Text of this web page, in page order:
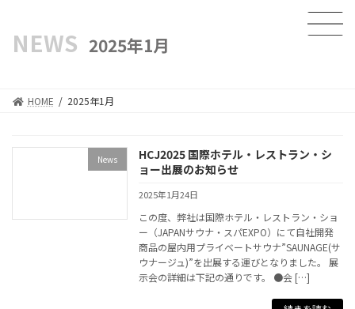
NEWS 2025年1月
HOME 2025年1月
News
HCJ2025 国際ホテル・レストラン・シ
ョー出展のお知らせ
2025年1月24日
この度、弊社は国際ホテル・レストラン・ショ
ー（JAPANサウナ・スパEXPO）にて自社開発
商品の屋内用プライベートサウナ”SAUNAGE(サ
ウナージュ)”を出展する運びとなりました。 展
示会の詳細は下記の通りです。 ●会 […]